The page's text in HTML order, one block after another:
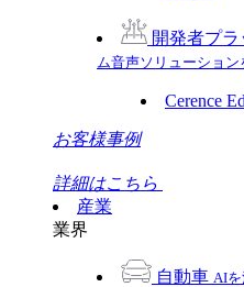
開発者プ
ム音声ソリューション
Cerence
お客様事例
詳細はこちら
産業
業界
自動車 AIを